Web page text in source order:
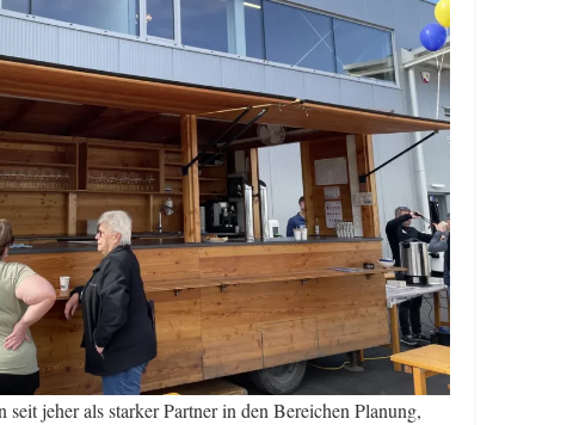
seit jeher als starker Partner in den Bereichen Planung,